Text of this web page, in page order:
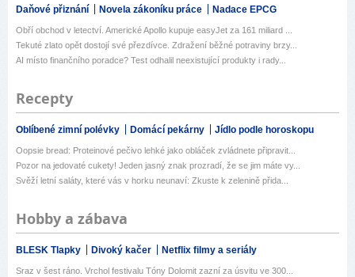
Daňové přiznání Novela zákoníku práce Nadace EPCG
Obří obchod v letectví. Americké Apollo kupuje easyJet za 161 miliard ...
Tekuté zlato opět dostojí své přezdívce. Zdražení běžné potraviny brzy...
AI místo finančního poradce? Test odhalil neexistující produkty i rady...
Recepty
Oblíbené zimní polévky Domácí pekárny Jídlo podle horoskopu
Oopsie bread: Proteinové pečivo lehké jako obláček zvládnete připravit...
Pozor na jedovaté cukety! Jeden jasný znak prozradí, že se jim máte vy...
Svěží letní saláty, které vás v horku neunaví: Zkuste k zelenině přida...
Hobby a zábava
BLESK Tlapky Divoký kačer Netflix filmy a seriály
Sraz v šest ráno. Vrchol festivalu Tóny Dolomit zazní za úsvitu ve 300...